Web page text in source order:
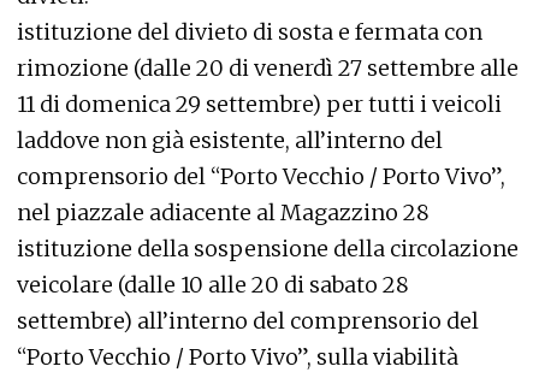
istituzione del divieto di sosta e fermata con
rimozione (dalle 20 di venerdì 27 settembre alle
11 di domenica 29 settembre) per tutti i veicoli
laddove non già esistente, all’interno del
comprensorio del “Porto Vecchio / Porto Vivo”,
nel piazzale adiacente al Magazzino 28
istituzione della sospensione della circolazione
veicolare (dalle 10 alle 20 di sabato 28
settembre) all’interno del comprensorio del
“Porto Vecchio / Porto Vivo”, sulla viabilità